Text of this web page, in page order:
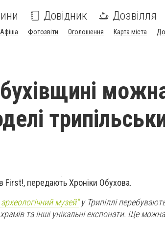
Довідник Дозвілля
Афіша Фотозвіти Оголошення Карта міста
First!, передають Хроніки Обухова.
музей"у Трипіллі перебувають
та інші унікальні експонати. Ще